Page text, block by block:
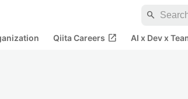
search
Qiita Careers open_in_new AI x Dev x